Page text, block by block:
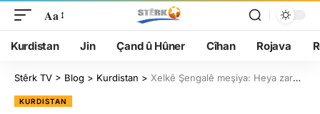
Aa
Kurdistan Jin Çand û Hûner Cîhan Rojava
Stêrk TV > Blog > Kurdistan > Xelkê Şengalê meşiya: Heya zarokên me tên berdan em ê li qadan bin
KURDISTAN